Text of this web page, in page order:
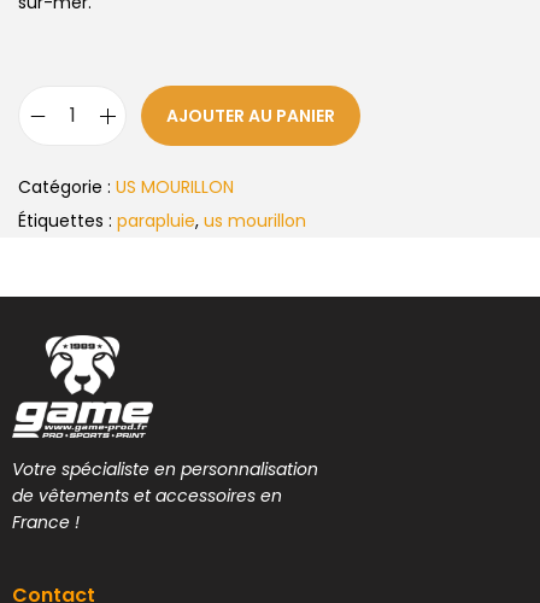
AJOUTER AU PANIER
Catégorie : US MOURILLON
Étiquettes : parapluie, us mourillon
Votre spécialiste en personnalisation
de vêtements et accessoires en
France !
Contact